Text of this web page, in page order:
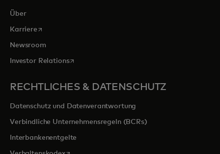
Über
Karrierewird in einer neuen Registerkarte geöffnet
Newsroom
Investor Relationswird in einer neuen Registerkarte geöffnet
RECHTLICHES & DATENSCHUTZ
Datenschutz und Datenverantwortung
Verbindliche Unternehmensregeln (BCRs)
Interbankenentgelte
wird in einer neuen Registerkarte geöffnet